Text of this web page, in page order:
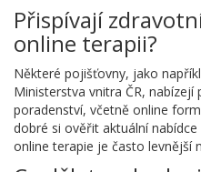
Přispívají
online terapii?
Některé pojišťovny, jako
Ministerstva vnitra ČR,
poradenství, včetně online
dobré si ověřit aktuální
online terapie je často levnější